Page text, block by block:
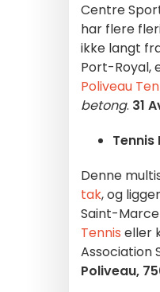
Centre
har flere
ikke langt
Port-Royal,
Poliveau
betong. 31
Tennis
Denne
tak, og
Saint-
Tennis eller
Association
Poliveau,